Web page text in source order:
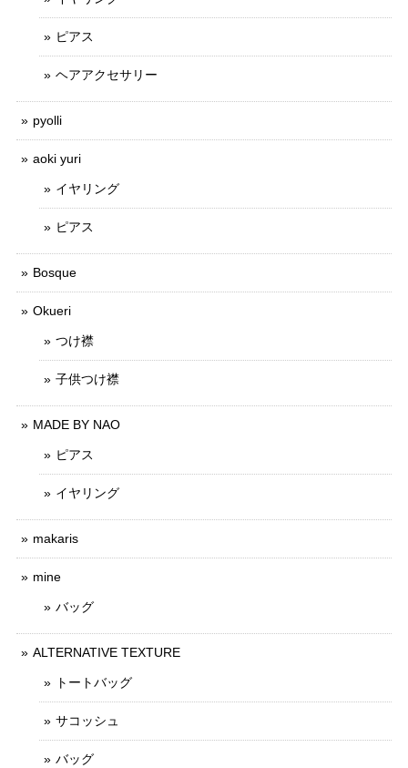
ピアス
ヘアアクセサリー
pyolli
aoki yuri
イヤリング
ピアス
Bosque
Okueri
つけ襟
子供つけ襟
MADE BY NAO
ピアス
イヤリング
makaris
mine
バッグ
ALTERNATIVE TEXTURE
トートバッグ
サコッシュ
バッグ